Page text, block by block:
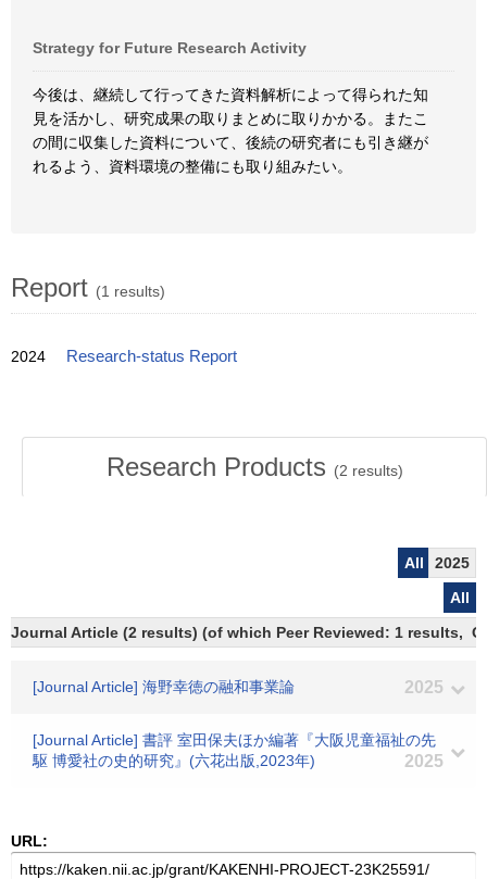
Strategy for Future Research Activity
今後は、継続して行ってきた資料解析によって得られた知
見を活かし、研究成果の取りまとめに取りかかる。またこ
の間に収集した資料について、後続の研究者にも引き継が
れるよう、資料環境の整備にも取り組みたい。
Report (1 results)
2024 Research-status Report
Research Products (2 results)
All
2025
All
Journal Article (2 results) (of which Peer Reviewed: 1 results,
[Journal Article] 海野幸徳の融和事業論 2025
[Journal Article] 書評 室田保夫ほか編著『大阪児童福祉の先
駆 博愛社の史的研究』(六花出版,2023年)
2025
URL: